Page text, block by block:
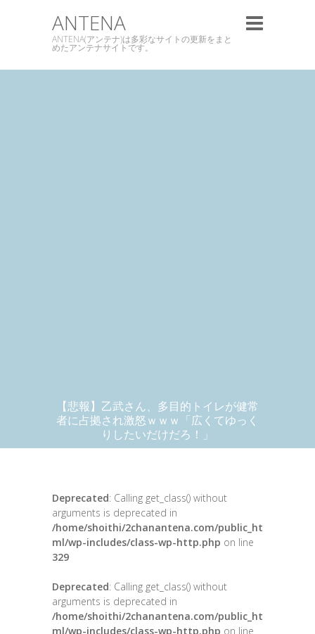
ANTENA
ANTENA(アンテナ)は多彩なサイトの更新をまと
めたアンテナサイトです。
【悲報】乙武さん、多目的トイレが健常
者に占拠され激怒ｗｗｗ「広くてゆっく
りしたいだけだろ！」
Deprecated: Calling get_class() without
arguments is deprecated in
/home/shoithi/2chanantena.com/public_ht
ml/wp-includes/class-wp-http.php on line
329
Deprecated: Calling get_class() without
arguments is deprecated in
/home/shoithi/2chanantena.com/public_ht
ml/wp-includes/class-wp-http.php on line